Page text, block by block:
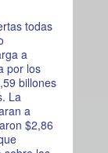
todas
a
por los
billones
La
a
$2,86